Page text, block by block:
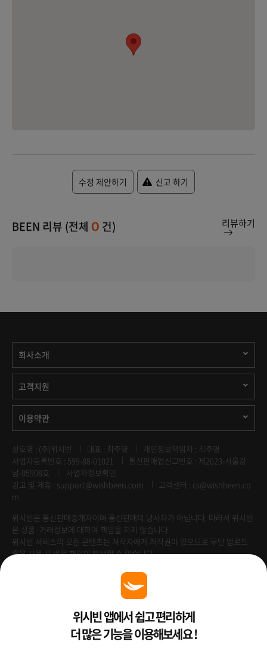
수정 제안하기 신고 하기
BEEN 리뷰 (전체 0 건) 리뷰하기
회사소개
고객지원
이용약관
상호명 : (주)위시빈 대표 : 최주영
개인정보책임자 : 최주영
사업자등록번호 : 599-88-01021
통신판매업신고번호 : 제2023-서울강
남-05908호
사업자정보확인
광고 및 제휴 : support@wishbeen.com
고객센터 : cs@wishbeen.co
m
위시빈은 통신판매중개자이며 통신판매의 당사자가 아닙니다. 따라서 위시빈
은 상품·거래정보에 대하여 책임을 지지 않습니다.
위시빈 서비스의 모든 콘텐츠는 저작자에게 저작권이 있으므로 무단 업로드
혹은 사용 시 법적 책임이 발생할 수 있습니다.
Venture Enterprise위시빈 앱에서 쉽고 편리하게
더 많은 기능을 이용해보세요 !